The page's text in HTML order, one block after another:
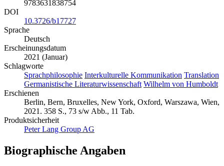
9783631838754
DOI
10.3726/b17727
Sprache
Deutsch
Erscheinungsdatum
2021 (Januar)
Schlagworte
Sprachphilosophie Interkulturelle Kommunikation Translation
Germanistische Literaturwissenschaft Wilhelm von Humboldt
Erschienen
Berlin, Bern, Bruxelles, New York, Oxford, Warszawa, Wien,
2021. 358 S., 73 s/w Abb., 11 Tab.
Produktsicherheit
Peter Lang Group AG
Biographische Angaben